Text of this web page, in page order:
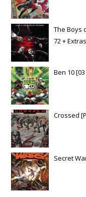
The Boys
72 +
Ben 10
Crossed
Secret